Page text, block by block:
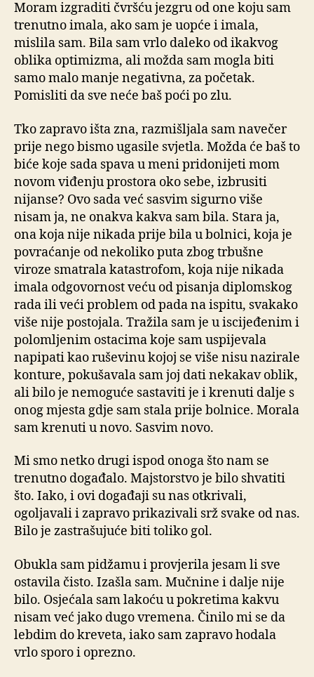
Moram izgraditi čvršću jezgru od one koju sam
trenutno imala, ako sam je uopće i imala,
mislila sam. Bila sam vrlo daleko od ikakvog
oblika optimizma, ali možda sam mogla biti
samo malo manje negativna, za početak.
Pomisliti da sve neće baš poći po zlu.
Tko zapravo išta zna, razmišljala sam navečer
prije nego bismo ugasile svjetla. Možda će baš to
biće koje sada spava u meni pridonijeti mom
novom viđenju prostora oko sebe, izbrusiti
nijanse? Ovo sada već sasvim sigurno više
nisam ja, ne onakva kakva sam bila. Stara ja,
ona koja nije nikada prije bila u bolnici, koja je
povraćanje od nekoliko puta zbog trbušne
viroze smatrala katastrofom, koja nije nikada
imala odgovornost veću od pisanja diplomskog
rada ili veći problem od pada na ispitu, svakako
više nije postojala. Tražila sam je u iscijeđenim i
polomljenim ostacima koje sam uspijevala
napipati kao ruševinu kojoj se više nisu nazirale
konture, pokušavala sam joj dati nekakav oblik,
ali bilo je nemoguće sastaviti je i krenuti dalje s
onog mjesta gdje sam stala prije bolnice. Morala
sam krenuti u novo. Sasvim novo.
Mi smo netko drugi ispod onoga što nam se
trenutno događalo. Majstorstvo je bilo shvatiti
što. Iako, i ovi događaji su nas otkrivali,
ogoljavali i zapravo prikazivali srž svake od nas.
Bilo je zastrašujuće biti toliko gol.
Obukla sam pidžamu i provjerila jesam li sve
ostavila čisto. Izašla sam. Mučnine i dalje nije
bilo. Osjećala sam lakoću u pokretima kakvu
nisam već jako dugo vremena. Činilo mi se da
lebdim do kreveta, iako sam zapravo hodala
vrlo sporo i oprezno.